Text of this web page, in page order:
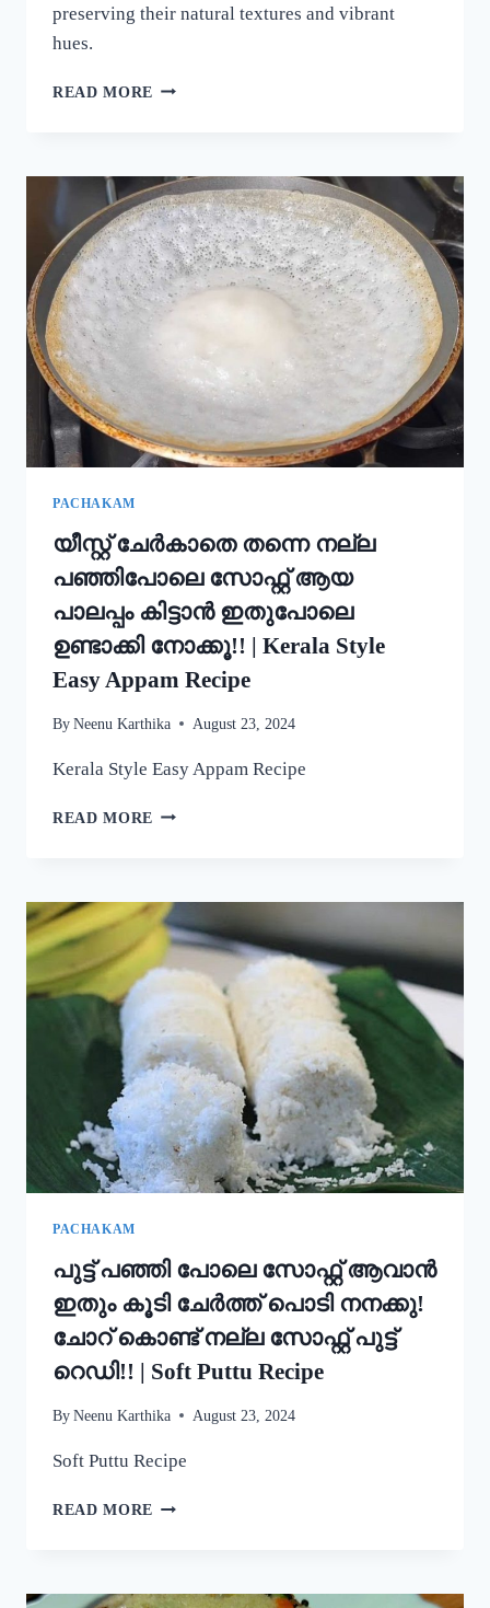
preserving their natural textures and vibrant
hues.
READ MORE ഈ
ചേർത്താൽ
അവിയൽ
കിടിലൻ
രുചിയാകും;
ഓണം
സദ്യ
അവിയൽ
ഉണ്ടാക്കൂ!
SADHYA
SPECIAL
PACHAKAM
യീസ്റ്റ് ചേർകാതെ തന്നെ നല്ല
പഞ്ഞിപോലെ സോഫ്റ്റ് ആയ
പാലപ്പം കിട്ടാൻ ഇതുപോലെ
ഉണ്ടാക്കി നോക്കൂ!! | Kerala Style
Easy Appam Recipe
By Neenu Karthika August 23, 2024
Kerala Style Easy Appam Recipe
READ MORE യീസ്റ്റ്
പഞ്ഞിപോലെ
സോഫ്റ്റ്
ആയ
പാലപ്പം
കിട്ടാൻ
ഇതുപോലെ
ഉണ്ടാക്കി
നോക്കൂ!!
|
KERALA
STYLE
EASY
APPAM
PACHAKAM
പുട്ട് പഞ്ഞി പോലെ സോഫ്റ്റ് ആവാൻ
ഇതും കൂടി ചേർത്ത് പൊടി നനക്കു!
ചോറ് കൊണ്ട് നല്ല സോഫ്റ്റ് പുട്ട്
റെഡി!! | Soft Puttu Recipe
By Neenu Karthika August 23, 2024
Soft Puttu Recipe
READ MORE പുട്ട്
ആവാൻ